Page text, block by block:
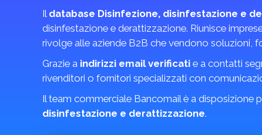
Il database Disinfezione, disinfestazione e
disinfestazione e derattizzazione. Riunisce
rivolge alle aziende B2B che vendono soluzioni,
Grazie a indirizzi email verificati e a contatti
rivenditori o fornitori specializzati con
Il team commerciale Bancomail è a disposizione
disinfestazione e derattizzazione.